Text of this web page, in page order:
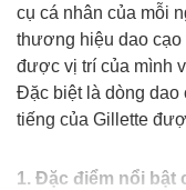
cụ cá nhân của mỗi
thương hiệu dao cạo
được vị trí của mình
Đặc biệt là dòng dao
tiếng của Gillette
1. Đặc điểm nổi bật